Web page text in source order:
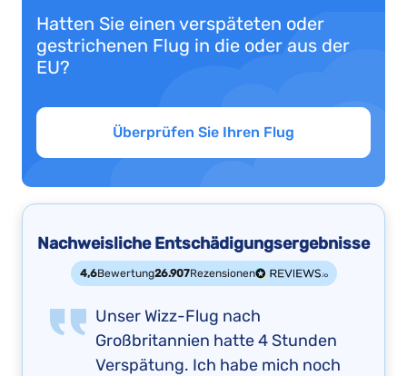
Hatten Sie einen verspäteten oder
gestrichenen Flug in die oder aus der
EU?
Überprüfen Sie Ihren Flug
Nachweisliche Entschädigungsergebnisse
4,6Bewertung26.907Rezensionen
Unser Wizz-Flug nach
Großbritannien hatte 4 Stunden
Verspätung. Ich habe mich noch